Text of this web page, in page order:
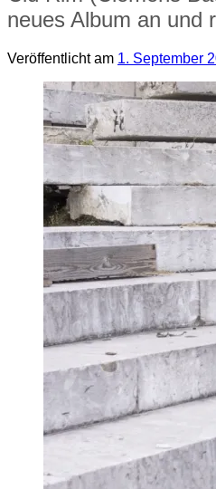
neues Album an und
Veröffentlicht am 1. September